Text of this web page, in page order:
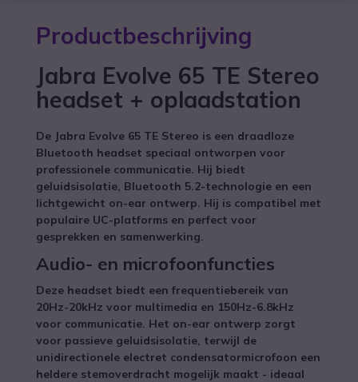
Productbeschrijving
Jabra Evolve 65 TE Stereo
headset + oplaadstation
De Jabra Evolve 65 TE Stereo is een draadloze
Bluetooth headset speciaal ontworpen voor
professionele communicatie. Hij biedt
geluidsisolatie, Bluetooth 5.2-technologie en een
lichtgewicht on-ear ontwerp. Hij is compatibel met
populaire UC-platforms en perfect voor
gesprekken en samenwerking.
Audio- en microfoonfuncties
Deze headset biedt een frequentiebereik van
20Hz-20kHz voor multimedia en 150Hz-6.8kHz
voor communicatie. Het on-ear ontwerp zorgt
voor passieve geluidsisolatie, terwijl de
unidirectionele electret condensatormicrofoon een
heldere stemoverdracht mogelijk maakt - ideaal